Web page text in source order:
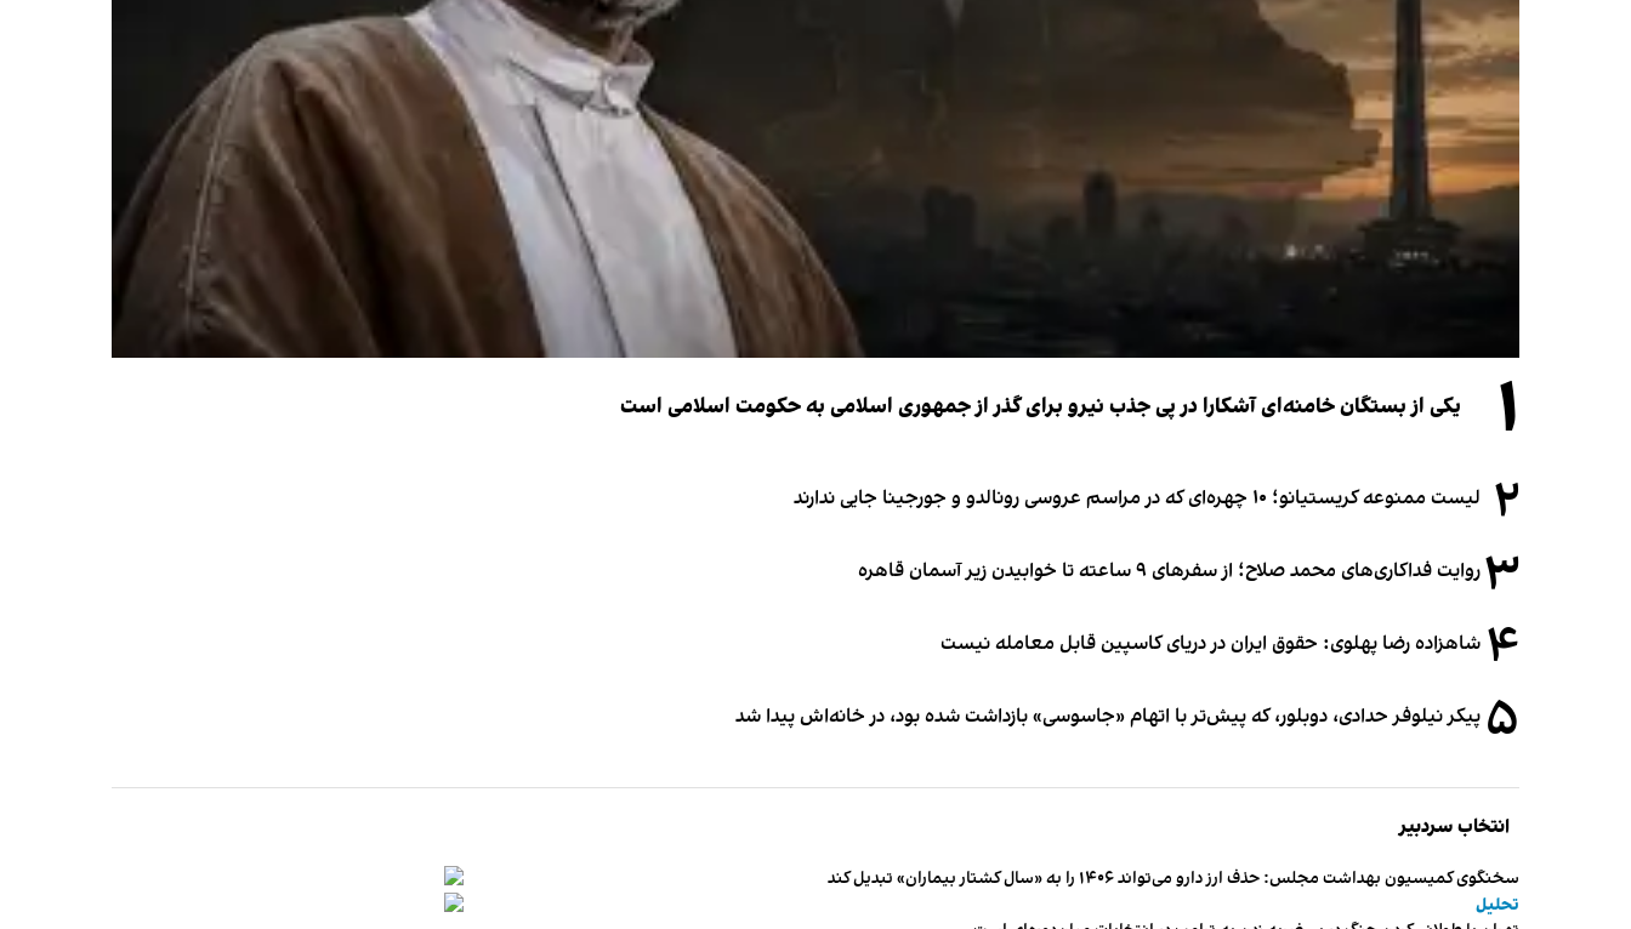
۱ یکی از بستگان خامنه‌ای آشکارا در پی جذب نیرو برای گذر از جمهوری اسلامی به حکومت اسلامی است
۲ لیست ممنوعه کریستیانو؛ ۱۰ چهره‌ای که در مراسم عروسی رونالدو و جورجینا جایی ندارند
۳روایت فداکاری‌های محمد صلاح؛ از سفرهای ۹ ساعته تا خوابیدن زیر آسمان قاهره
۴ شاهزاده رضا پهلوی: حقوق ایران در دریای کاسپین قابل معامله نیست
۵ پیکر نیلوفر حدادی، دوبلور، که پیش‌تر با اتهام «جاسوسی» بازداشت شده بود، در خانه‌اش پیدا شد
انتخاب سردبیر
سخنگوی کمیسیون بهداشت مجلس: حذف ارز دارو می‌تواند ۱۴۰۶ را به «سال کشتار بیماران» تبدیل کند
تحلیل